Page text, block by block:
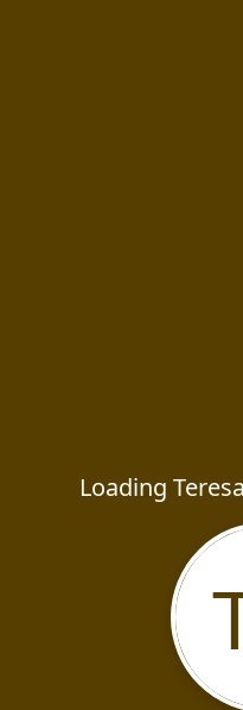
Loading